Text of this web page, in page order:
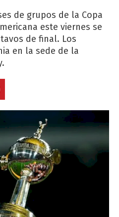
de grupos de la Copa
este viernes se
de final. Los
en la sede de la